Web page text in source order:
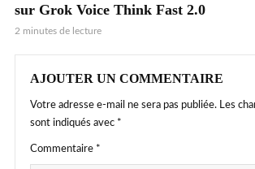
sur Grok Voice Think Fast 2.0
2 minutes de lecture
AJOUTER UN COMMENTAIRE
Votre adresse e-mail ne sera pas publiée. Les
sont indiqués avec *
Commentaire *